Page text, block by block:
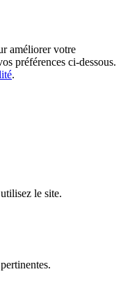
améliorer votre
préférences ci-dessous.
.
le site.